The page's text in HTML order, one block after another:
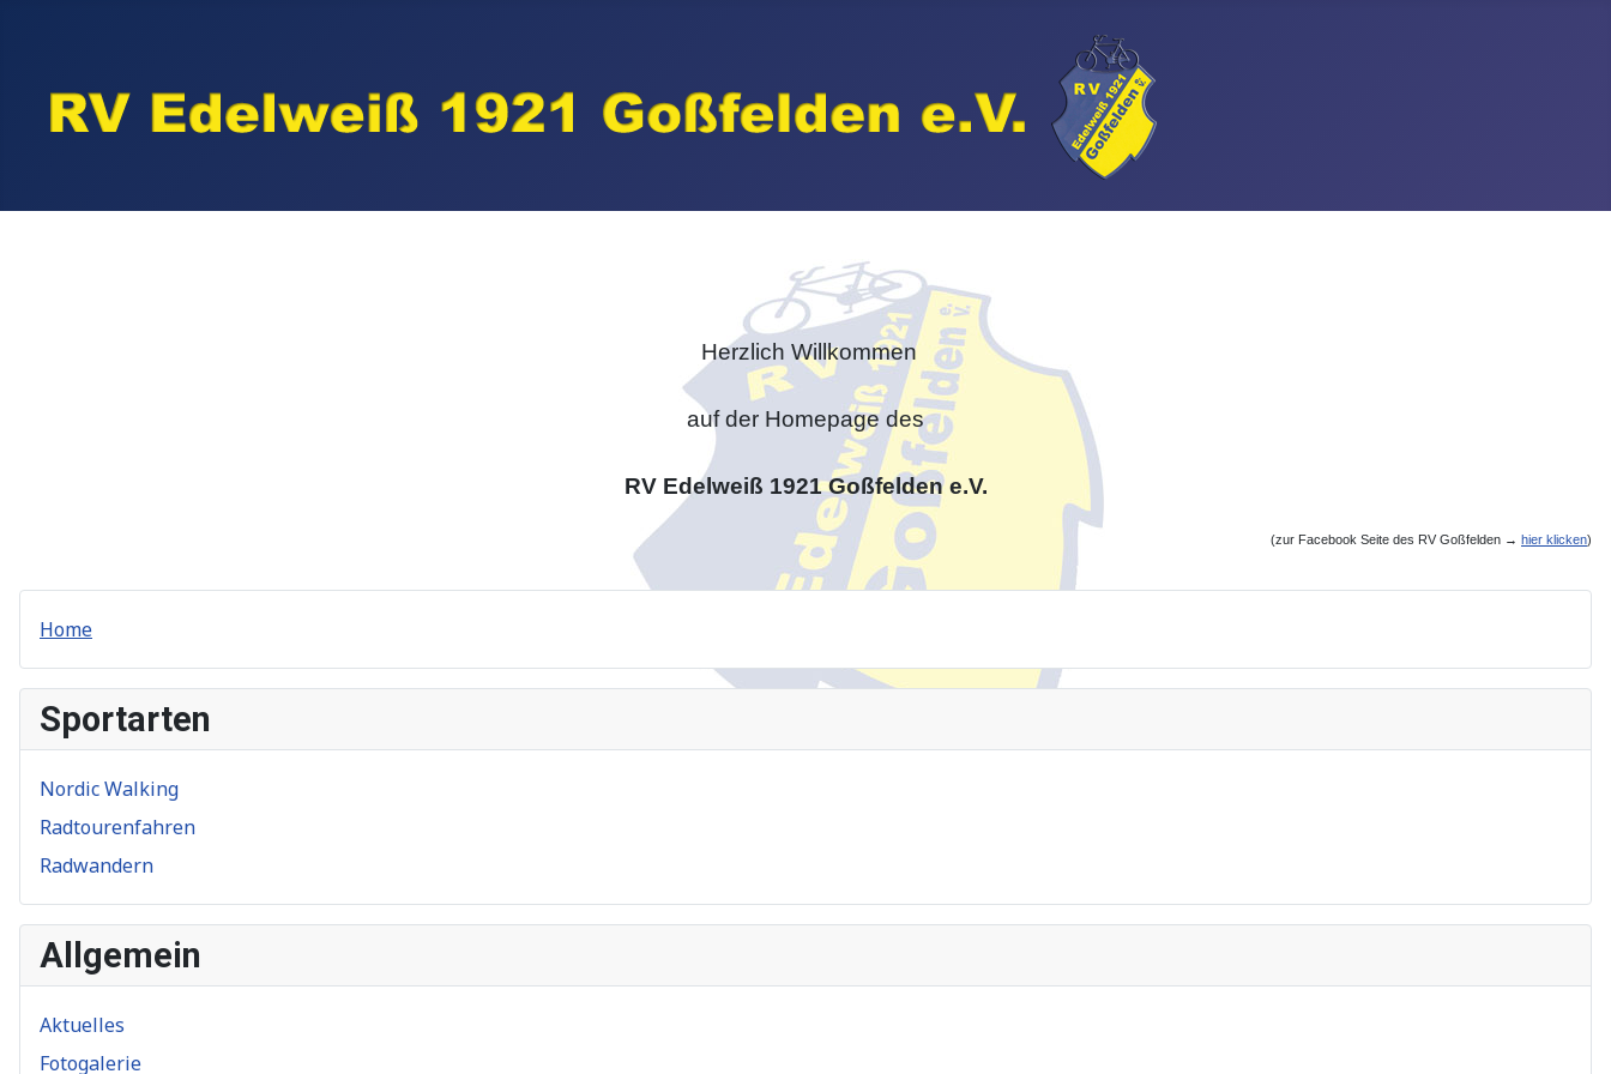
Home
Sportarten
Nordic Walking
Radtourenfahren
Radwandern
Allgemein
Aktuelles
Fotogalerie
Herzlich Willkommen
auf der Homepage des
RV Edelweiß 1921 Goßfelden e.V.
(zur Facebook Seite des RV Goßfelden → hier klicken)